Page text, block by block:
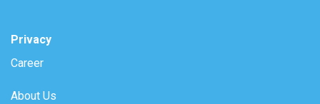
Privacy
Career
About Us